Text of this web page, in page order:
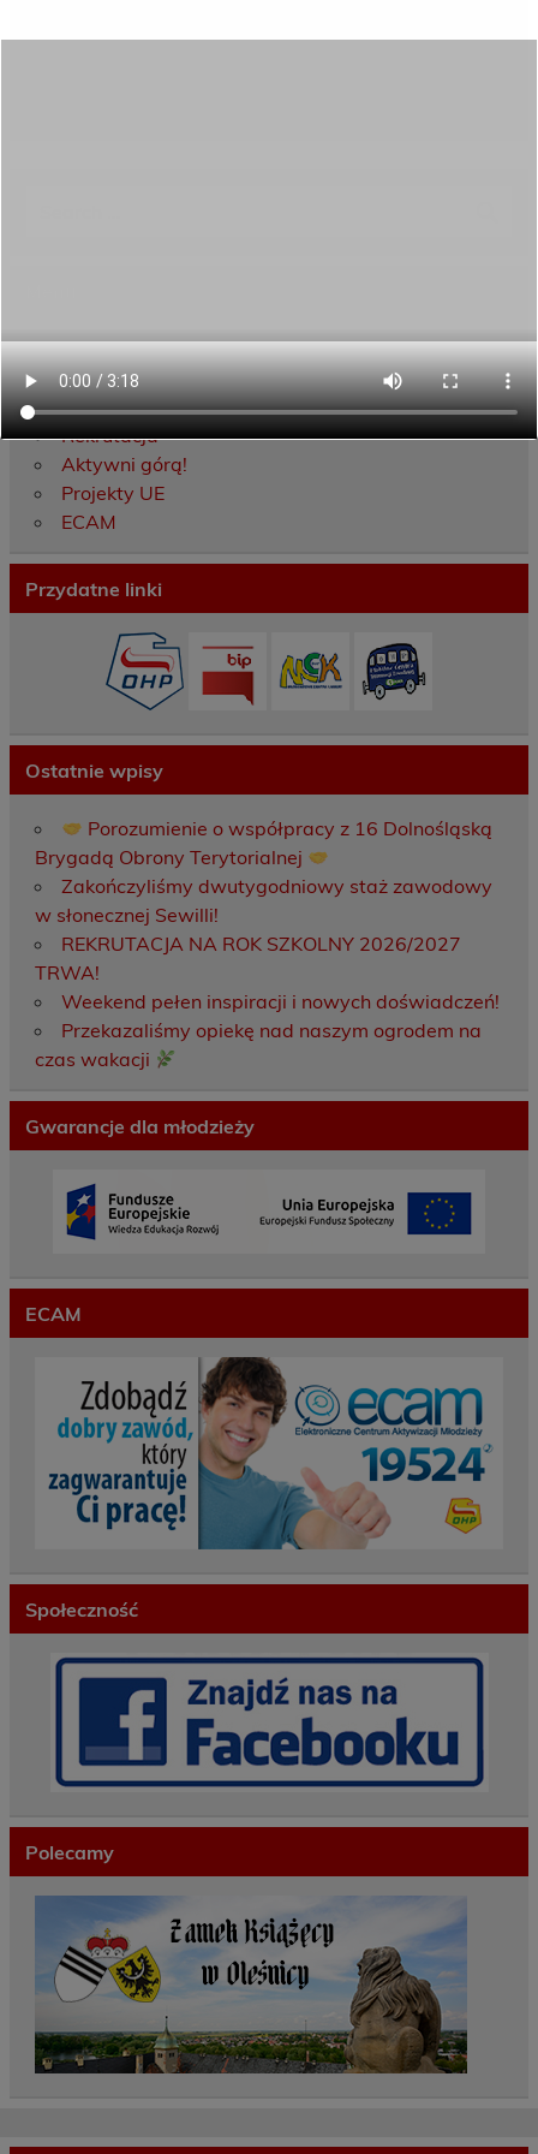
Dane kontaktowe
Zamówienia publiczne
Oferta programowa
Rekrutacja
Aktywni górą!
Projekty UE
ECAM
Przydatne linki
Ostatnie wpisy
Porozumienie o współpracy z 16 Dolnośląską
Brygadą Obrony Terytorialnej
Zakończyliśmy dwutygodniowy staż zawodowy
w słonecznej Sewilli!
REKRUTACJA NA ROK SZKOLNY 2026/2027
TRWA!
Weekend pełen inspiracji i nowych doświadczeń!
Przekazaliśmy opiekę nad naszym ogrodem na
czas wakacji
Gwarancje dla młodzieży
ECAM
Społeczność
Polecamy